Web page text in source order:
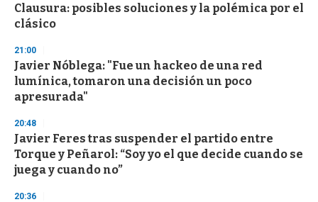
Clausura: posibles soluciones y la polémica por el
clásico
21:00
Javier Nóblega: "Fue un hackeo de una red
lumínica, tomaron una decisión un poco
apresurada"
20:48
Javier Feres tras suspender el partido entre
Torque y Peñarol: “Soy yo el que decide cuando se
juega y cuando no”
20:36